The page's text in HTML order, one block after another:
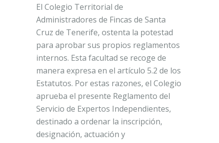
El Colegio Territorial de
Administradores de Fincas de Santa
Cruz de Tenerife, ostenta la potestad
para aprobar sus propios reglamentos
internos. Esta facultad se recoge de
manera expresa en el artículo 5.2 de los
Estatutos. Por estas razones, el Colegio
aprueba el presente Reglamento del
Servicio de Expertos Independientes,
destinado a ordenar la inscripción,
designación, actuación y